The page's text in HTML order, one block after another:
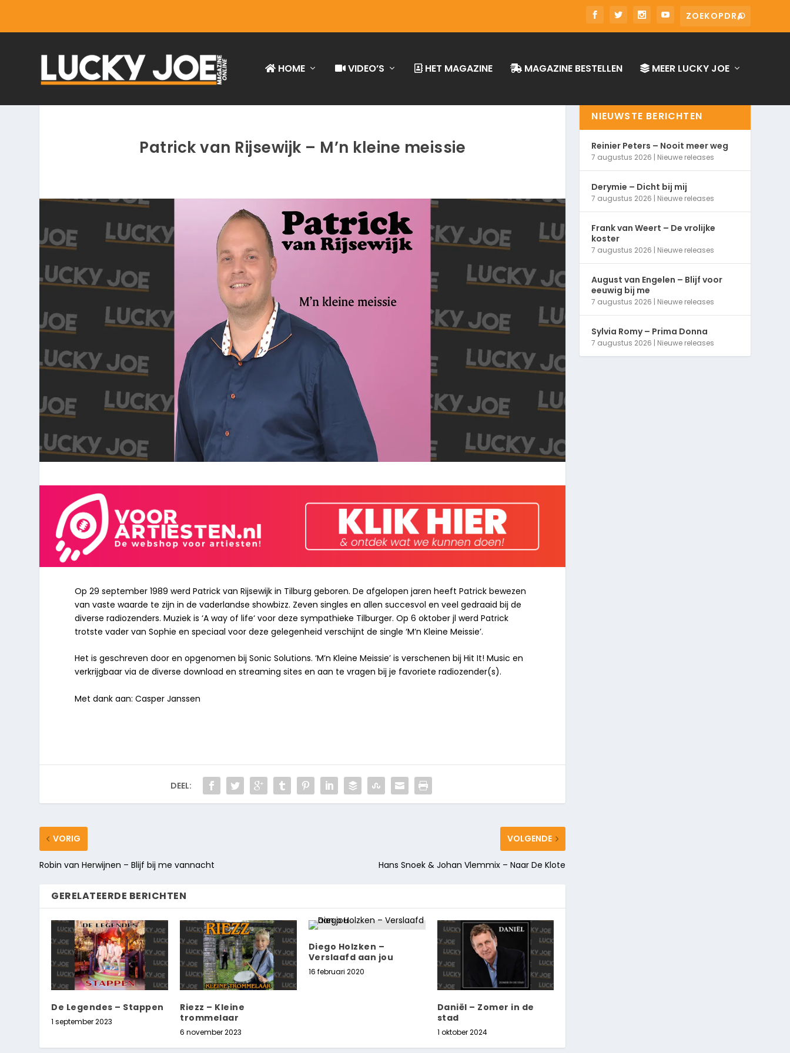
HOME VIDEO’S HET MAGAZINE MAGAZINE BESTELLEN MEER LUCKY JOE
Patrick van Rijsewijk – M’n kleine meissie
Op 29 september 1989 werd Patrick van Rijsewijk in Tilburg geboren. De afgelopen jaren heeft Patrick bewezen
van vaste waarde te zijn in de vaderlandse showbizz. Zeven singles en allen succesvol en veel gedraaid bij de
diverse radiozenders. Muziek is ‘A way of life‘ voor deze sympathieke Tilburger. Op 6 oktober jl werd Patrick
trotste vader van Sophie en speciaal voor deze gelegenheid verschijnt de single ‘M’n Kleine Meissie’.
Het is geschreven door en opgenomen bij Sonic Solutions. ‘M’n Kleine Meissie’ is verschenen bij Hit It! Music en
verkrijgbaar via de diverse download en streaming sites en aan te vragen bij je favoriete radiozender(s).
Met dank aan: Casper Janssen
DEEL:
VORIG
Robin van Herwijnen – Blijf bij me vannacht
VOLGENDE
Hans Snoek & Johan Vlemmix – Naar De Klote
GERELATEERDE BERICHTEN
De Legendes – Stappen
1 september 2023
Riezz – Kleine
trommelaar
6 november 2023
Diego Holzken –
Verslaafd aan jou
16 februari 2020
Daniël – Zomer in de
stad
1 oktober 2024
NIEUWSTE BERICHTEN
Reinier Peters – Nooit meer weg
7 augustus 2026 | Nieuwe releases
Derymie – Dicht bij mij
7 augustus 2026 | Nieuwe releases
Frank van Weert – De vrolijke
koster
7 augustus 2026 | Nieuwe releases
August van Engelen – Blijf voor
eeuwig bij me
7 augustus 2026 | Nieuwe releases
Sylvia Romy – Prima Donna
7 augustus 2026 | Nieuwe releases